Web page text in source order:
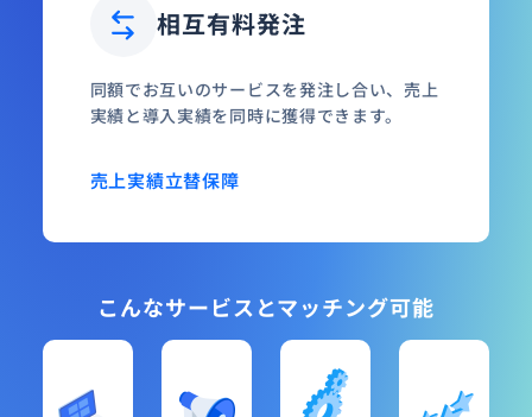
相互有料発注
同額でお互いのサービスを発注し合い、売上
実績と導入実績を同時に獲得できます。
売上実績立替保障
こんなサービスとマッチング可能